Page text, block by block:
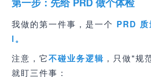
我做的第一件事，是一个 PRD
l。
注意，它不碰业务逻辑 ，只做"规
就盯三件事：